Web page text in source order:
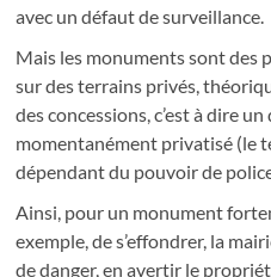
avec un défaut de surveillance.
Mais les monuments sont des
sur des terrains privés,
des concessions, c’est à dire
momentanément privatisé (le
dépendant du pouvoir de
Ainsi, pour un monument
exemple, de s’effondrer, la
de danger, en avertir le